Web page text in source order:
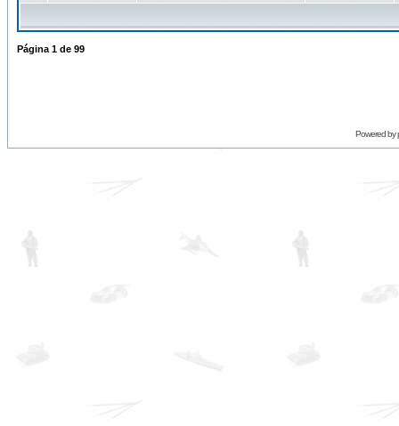
Página 1 de 99
Powered by